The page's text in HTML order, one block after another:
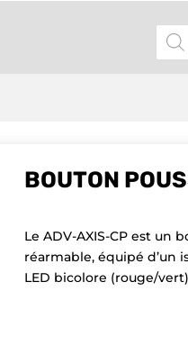
de
BOUTON
Le ADV-AXIS-CP est un
réarmable, équipé d’un
LED bicolore (rouge/